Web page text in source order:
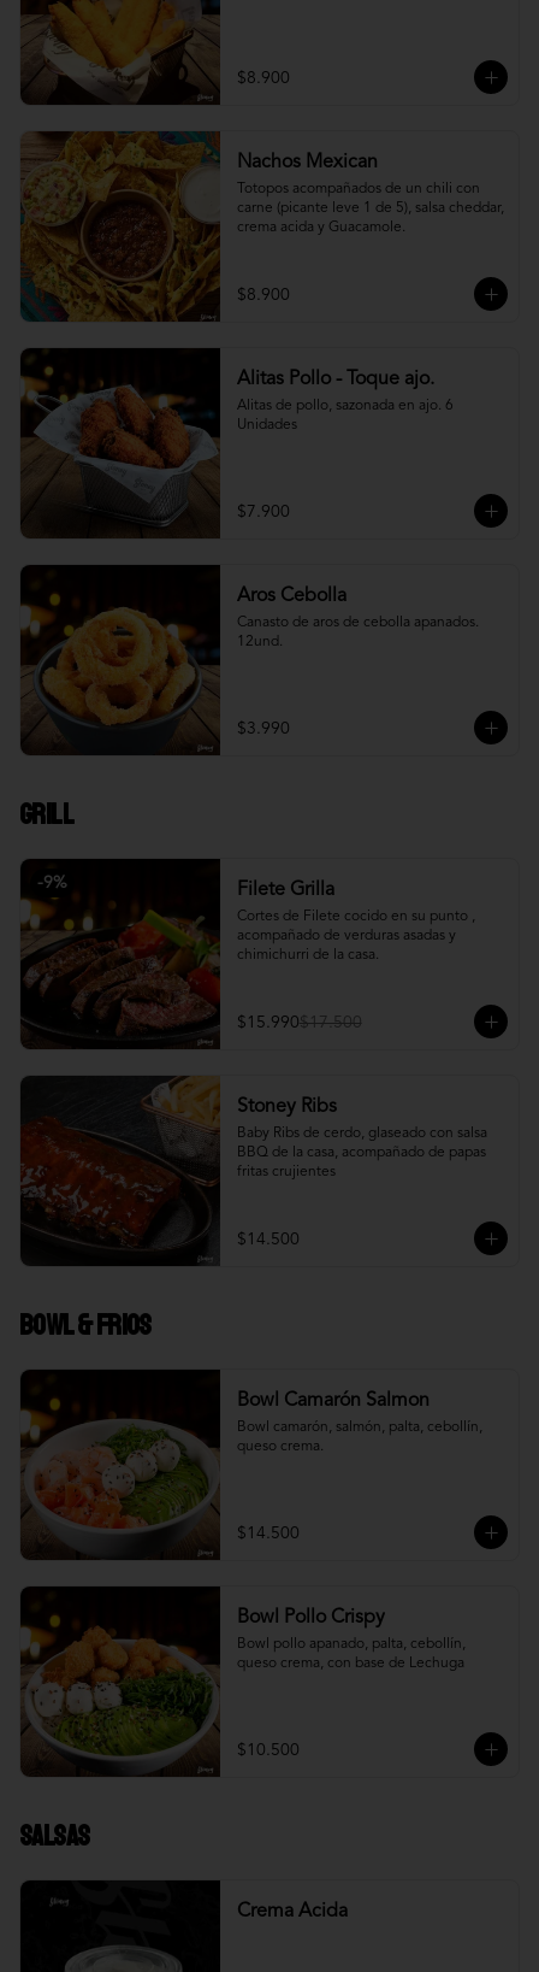
$8.900
Nachos Mexican
Totopos acompañados de un chili con
carne (picante leve 1 de 5), salsa cheddar,
crema acida y Guacamole.
$8.900
Alitas Pollo - Toque ajo.
Alitas de pollo, sazonada en ajo. 6
Unidades
$7.900
Aros Cebolla
Canasto de aros de cebolla apanados.
12und.
$3.990
Grill
-9% Filete Grilla
Cortes de Filete cocido en su punto ,
acompañado de verduras asadas y
chimichurri de la casa.
$15.990$17.500
Stoney Ribs
Baby Ribs de cerdo, glaseado con salsa
BBQ de la casa, acompañado de papas
fritas crujientes
$14.500
Bowl & frios
Bowl Camarón Salmon
Bowl camarón, salmón, palta, cebollín,
queso crema.
$14.500
Bowl Pollo Crispy
Bowl pollo apanado, palta, cebollín,
queso crema, con base de Lechuga
$10.500
Salsas
Crema Acida